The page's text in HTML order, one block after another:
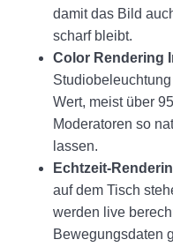
damit das Bild
scharf bleibt.
Color Rendering
Wert, meist über
Moderatoren so
lassen.
Echtzeit-
auf dem Tisch
werden live
Bewegungsdaten